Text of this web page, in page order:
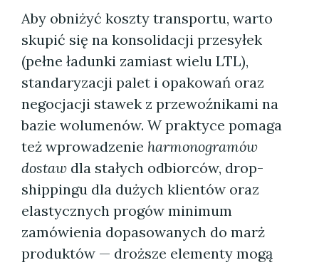
Aby obniżyć koszty transportu, warto
skupić się na konsolidacji przesyłek
(pełne ładunki zamiast wielu LTL),
standaryzacji palet i opakowań oraz
negocjacji stawek z przewoźnikami na
bazie wolumenów. W praktyce pomaga
też wprowadzenie harmonogramów
dostaw dla stałych odbiorców, drop-
shippingu dla dużych klientów oraz
elastycznych progów minimum
zamówienia dopasowanych do marż
produktów — droższe elementy mogą